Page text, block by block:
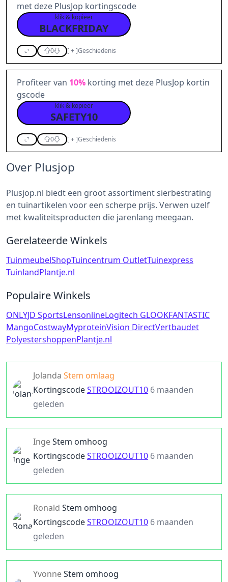
met deze PlusJop kortingscode
klik & kopieer
BLACKFRIDAY
0 [+]Geschiedenis
Profiteer van 10% korting met deze PlusJop kortin
gscode
klik & kopieer
SAFETY10
0 [+]Geschiedenis
Over Plusjop
Plusjop.nl biedt een groot assortiment sierbestrating
en tuinartikelen voor een scherpe prijs. Verwen uzelf
met kwaliteitsproducten die jarenlang meegaan.
Gerelateerde Winkels
TuinmeubelShopTuincentrum OutletTuinexpress
TuinlandPlantje.nl
Populaire Winkels
ONLYJD SportsLensonlineLogitech GLOOKFANTASTIC
MangoCostwayMyproteinVision DirectVertbaudet
PolyestershoppenPlantje.nl
Jolanda Stem omlaag
KortingscodeSTROOIZOUT10 6 maanden
geleden
IngeStem omhoog
KortingscodeSTROOIZOUT10 6 maanden
geleden
Ronald Stem omhoog
KortingscodeSTROOIZOUT10 6 maanden
geleden
YvonneStem omhoog